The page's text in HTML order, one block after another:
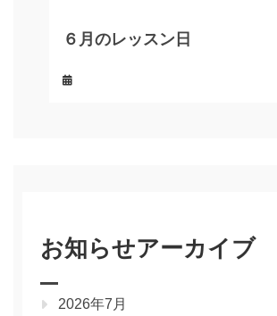
６月のレッスン日
お知らせアーカイブ
2026年7月